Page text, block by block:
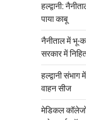
हल्द्वानी:
पाया काबू
नैनीताल में भू-
सरकार में
हल्द्वानी
वाहन सीज
मेडिकल